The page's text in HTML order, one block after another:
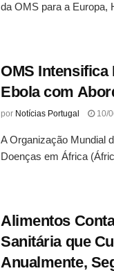
da OMS para a Europa,
OMS
Ebola com
por Notícias Portugal 10/
A Organização Mundial
Doenças em África
Alimentos
Sanitária que
Anualmente,